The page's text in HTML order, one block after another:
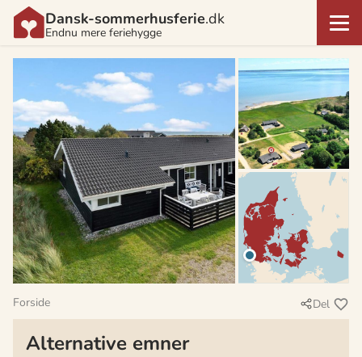
Dansk-sommerhusferie.dk
Endnu mere feriehygge
Forside Del
Alternative emner